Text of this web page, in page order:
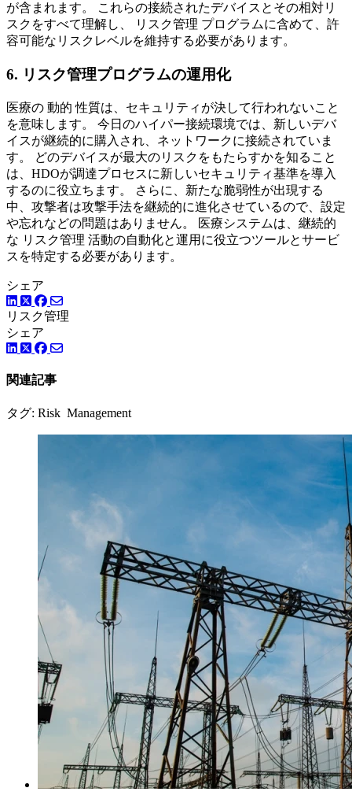
が含まれます。 これらの接続されたデバイスとその相対リ
スクをすべて理解し、 リスク管理 プログラムに含めて、許
容可能なリスクレベルを維持する必要があります。
6. リスク管理プログラムの運用化
医療の 動的 性質は、セキュリティが決して行われないこと
を意味します。 今日のハイパー接続環境では、新しいデバ
イスが継続的に購入され、ネットワークに接続されていま
す。 どのデバイスが最大のリスクをもたらすかを知ること
は、HDOが調達プロセスに新しいセキュリティ基準を導入
するのに役立ちます。 さらに、新たな脆弱性が出現する
中、攻撃者は攻撃手法を継続的に進化させているので、設定
や忘れなどの問題はありません。 医療システムは、継続的
な リスク管理 活動の自動化と運用に役立つツールとサービ
スを特定する必要があります。
シェア
LinkedIn
ツイッター
Facebook
リスク管理
シェア
LinkedIn
ツイッター
Facebook
関連記事
タグ: Risk Management